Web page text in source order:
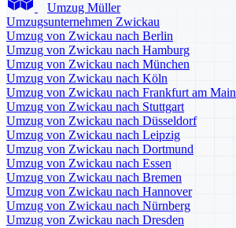
Umzug Müller
Umzugsunternehmen Zwickau
Umzug von Zwickau nach Berlin
Umzug von Zwickau nach Hamburg
Umzug von Zwickau nach München
Umzug von Zwickau nach Köln
Umzug von Zwickau nach Frankfurt am Main
Umzug von Zwickau nach Stuttgart
Umzug von Zwickau nach Düsseldorf
Umzug von Zwickau nach Leipzig
Umzug von Zwickau nach Dortmund
Umzug von Zwickau nach Essen
Umzug von Zwickau nach Bremen
Umzug von Zwickau nach Hannover
Umzug von Zwickau nach Nürnberg
Umzug von Zwickau nach Dresden